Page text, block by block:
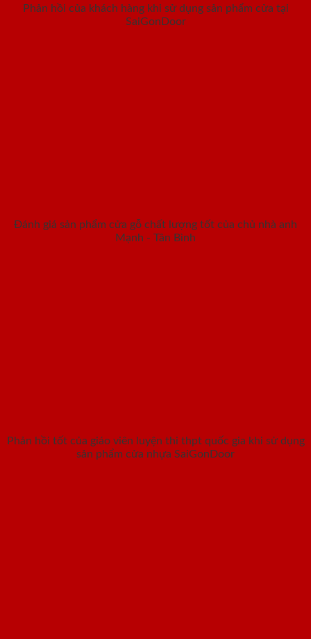
Phản hồi của khách hàng khi sử dụng sản phẩm cửa tại
SaiGonDoor
Đánh giá sản phẩm cửa gỗ chất lượng tốt của chủ nhà anh
Mạnh - Tân Bình
Phản hồi tốt của giáo viên luyện thi thpt quốc gia khi sử dụng
sản phẩm cửa nhựa SaiGonDoor